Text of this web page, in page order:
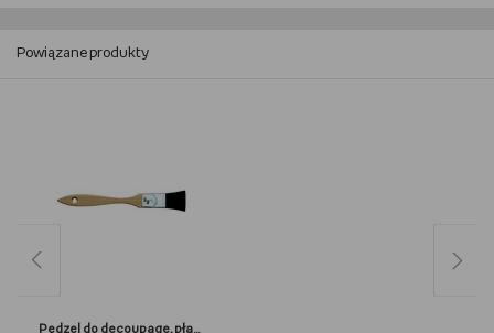
Powiązane produkty
Pędzel do decoupage, płaski, szeroki, nr 3/4